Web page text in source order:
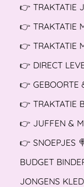
👉 TRAKTATIE
👉 TRAKTATIE
👉 TRAKTATIE
👉 DIRECT
👉 GEBOORTE
👉 TRAKTATIE
👉 JUFFEN &
👉 SNOEPJES
BUDGET
JONGENS